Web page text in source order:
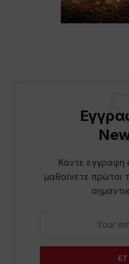
Κάντε εγγραφή
μαθαίνετε πρώτοι